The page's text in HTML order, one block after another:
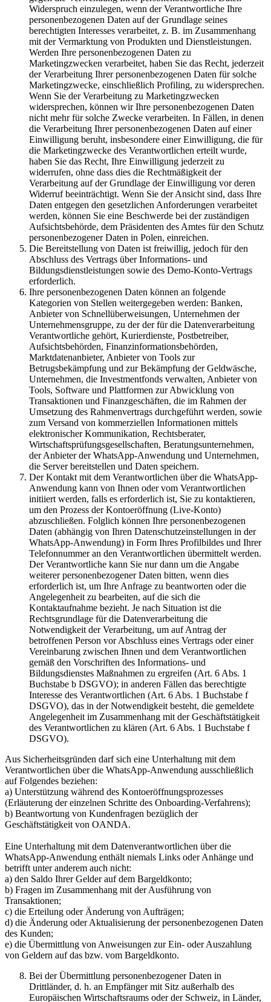
Widerspruch einzulegen, wenn der Verantwortliche Ihre
personenbezogenen Daten auf der Grundlage seines
berechtigten Interesses verarbeitet, z. B. im Zusammenhang
mit der Vermarktung von Produkten und Dienstleistungen.
Werden Ihre personenbezogenen Daten zu
Marketingzwecken verarbeitet, haben Sie das Recht, jederzeit
der Verarbeitung Ihrer personenbezogenen Daten für solche
Marketingzwecke, einschließlich Profiling, zu widersprechen.
Wenn Sie der Verarbeitung zu Marketingzwecken
widersprechen, können wir Ihre personenbezogenen Daten
nicht mehr für solche Zwecke verarbeiten. In Fällen, in denen
die Verarbeitung Ihrer personenbezogenen Daten auf einer
Einwilligung beruht, insbesondere einer Einwilligung, die für
die Marketingzwecke des Verantwortlichen erteilt wurde,
haben Sie das Recht, Ihre Einwilligung jederzeit zu
widerrufen, ohne dass dies die Rechtmäßigkeit der
Verarbeitung auf der Grundlage der Einwilligung vor deren
Widerruf beeinträchtigt. Wenn Sie der Ansicht sind, dass Ihre
Daten entgegen den gesetzlichen Anforderungen verarbeitet
werden, können Sie eine Beschwerde bei der zuständigen
Aufsichtsbehörde, dem Präsidenten des Amtes für den Schutz
personenbezogener Daten in Polen, einreichen.
Die Bereitstellung von Daten ist freiwillig, jedoch für den
Abschluss des Vertrags über Informations- und
Bildungsdienstleistungen sowie des Demo-Konto-Vertrags
erforderlich.
Ihre personenbezogenen Daten können an folgende
Kategorien von Stellen weitergegeben werden: Banken,
Anbieter von Schnellüberweisungen, Unternehmen der
Unternehmensgruppe, zu der der für die Datenverarbeitung
Verantwortliche gehört, Kurierdienste, Postbetreiber,
Aufsichtsbehörden, Finanzinformationsbehörden,
Marktdatenanbieter, Anbieter von Tools zur
Betrugsbekämpfung und zur Bekämpfung der Geldwäsche,
Unternehmen, die Investmentfonds verwalten, Anbieter von
Tools, Software und Plattformen zur Abwicklung von
Transaktionen und Finanzgeschäften, die im Rahmen der
Umsetzung des Rahmenvertrags durchgeführt werden, sowie
zum Versand von kommerziellen Informationen mittels
elektronischer Kommunikation, Rechtsberater,
Wirtschaftsprüfungsgesellschaften, Beratungsunternehmen,
der Anbieter der WhatsApp-Anwendung und Unternehmen,
die Server bereitstellen und Daten speichern.
Der Kontakt mit dem Verantwortlichen über die WhatsApp-
Anwendung kann von Ihnen oder vom Verantwortlichen
initiiert werden, falls es erforderlich ist, Sie zu kontaktieren,
um den Prozess der Kontoeröffnung (Live-Konto)
abzuschließen. Folglich können Ihre personenbezogenen
Daten (abhängig von Ihren Datenschutzeinstellungen in der
WhatsApp-Anwendung) in Form Ihres Profilbildes und Ihrer
Telefonnummer an den Verantwortlichen übermittelt werden.
Der Verantwortliche kann Sie nur dann um die Angabe
weiterer personenbezogener Daten bitten, wenn dies
erforderlich ist, um Ihre Anfrage zu beantworten oder die
Angelegenheit zu bearbeiten, auf die sich die
Kontaktaufnahme bezieht. Je nach Situation ist die
Rechtsgrundlage für die Datenverarbeitung die
Notwendigkeit der Verarbeitung, um auf Antrag der
betroffenen Person vor Abschluss eines Vertrags oder einer
Vereinbarung zwischen Ihnen und dem Verantwortlichen
gemäß den Vorschriften des Informations- und
Bildungsdienstes Maßnahmen zu ergreifen (Art. 6 Abs. 1
Buchstabe b DSGVO); in anderen Fällen das berechtigte
Interesse des Verantwortlichen (Art. 6 Abs. 1 Buchstabe f
DSGVO), das in der Notwendigkeit besteht, die gemeldete
Angelegenheit im Zusammenhang mit der Geschäftstätigkeit
des Verantwortlichen zu klären (Art. 6 Abs. 1 Buchstabe f
DSGVO).
Aus Sicherheitsgründen darf sich eine Unterhaltung mit dem
Verantwortlichen über die WhatsApp-Anwendung ausschließlich
auf Folgendes beziehen:
a) Unterstützung während des Kontoeröffnungsprozesses
(Erläuterung der einzelnen Schritte des Onboarding-Verfahrens);
b) Beantwortung von Kundenfragen bezüglich der
Geschäftstätigkeit von OANDA.
Eine Unterhaltung mit dem Datenverantwortlichen über die
WhatsApp-Anwendung enthält niemals Links oder Anhänge und
betrifft unter anderem auch nicht:
a) den Saldo Ihrer Gelder auf dem Bargeldkonto;
b) Fragen im Zusammenhang mit der Ausführung von
Transaktionen;
c) die Erteilung oder Änderung von Aufträgen;
d) die Änderung oder Aktualisierung der personenbezogenen Daten
des Kunden;
e) die Übermittlung von Anweisungen zur Ein- oder Auszahlung
von Geldern auf das bzw. vom Bargeldkonto.
Bei der Übermittlung personenbezogener Daten in
Drittländer, d. h. an Empfänger mit Sitz außerhalb des
Europäischen Wirtschaftsraums oder der Schweiz, in Länder,